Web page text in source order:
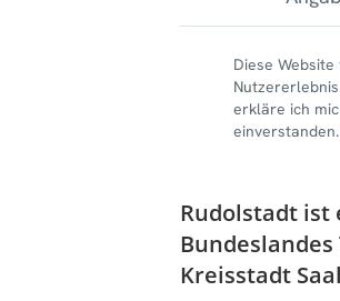
Rudolstadt ist
Kreisstadt